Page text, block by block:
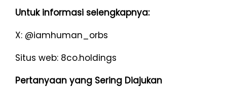
Untuk informasi selengkapnya:
X: @iamhuman_orbs
Situs web: 8co.holdings
Pertanyaan yang Sering Diajukan